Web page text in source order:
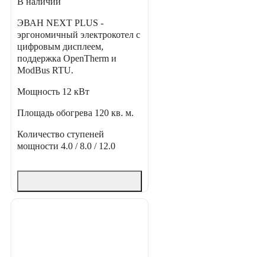
ЭВАН NEXT PLUS -
эргономичный электрокотел с
цифровым дисплеем,
поддержка OpenTherm и
ModBus RTU.
Мощность 12 кВт
Площадь обогрева 120 кв. м.
Количество ступеней
мощности 4.0 / 8.0 / 12.0